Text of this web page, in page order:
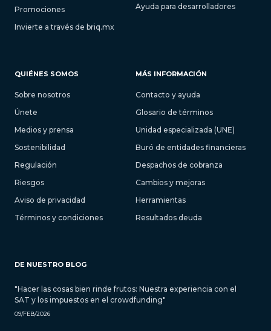
Promociones
Invierte a través de briq.mx
Ayuda para desarrolladores
QUIÉNES SOMOS
Sobre nosotros
Únete
Medios y prensa
Sostenibilidad
Regulación
Riesgos
Aviso de privacidad
Términos y condiciones
MÁS INFORMACIÓN
Contacto y ayuda
Glosario de términos
Unidad especializada (UNE)
Buró de entidades financieras
Despachos de cobranza
Cambios y mejoras
Herramientas
Resultados deuda
DE NUESTRO BLOG
"Hacer las cosas bien rinde frutos: Nuestra experiencia con el
SAT y los impuestos en el crowdfunding"
09/FEB/2026